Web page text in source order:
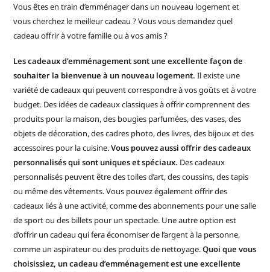
Vous êtes en train d’emménager dans un nouveau logement et
vous cherchez le meilleur cadeau ? Vous vous demandez quel
cadeau offrir à votre famille ou à vos amis ?
Les cadeaux d’emménagement sont une excellente façon de
souhaiter la bienvenue à un nouveau logement.Il existe une
variété de cadeaux qui peuvent correspondre à vos goûts et à votre
budget. Des idées de cadeaux classiques à offrir comprennent des
produits pour la maison, des bougies parfumées, des vases, des
objets de décoration, des cadres photo, des livres, des bijoux et des
accessoires pour la cuisine.Vous pouvez aussi offrir des cadeaux
personnalisés qui sont uniques et spéciaux. Des cadeaux
personnalisés peuvent être des toiles d’art, des coussins, des tapis
ou même des vêtements. Vous pouvez également offrir des
cadeaux liés à une activité, comme des abonnements pour une salle
de sport ou des billets pour un spectacle. Une autre option est
d’offrir un cadeau qui fera économiser de l’argent à la personne,
comme un aspirateur ou des produits de nettoyage.Quoi que vous
choisissiez, un cadeau d’emménagement est une excellente